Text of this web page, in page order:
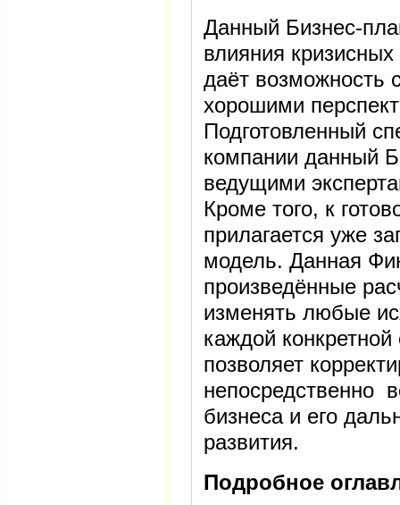
Данный Бизнес-
влияния
даёт возможность
хорошими
Подготовленный
компании данный
ведущими
Кроме того, к
прилагается уже
модель. Данная
произведённые
изменять любые
каждой
позволяет
непосредственно
бизнеса и его
развития.
Подробное